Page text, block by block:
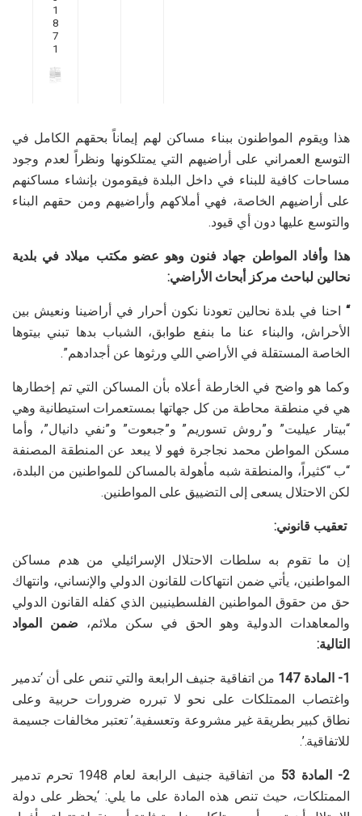
1
8
7
1
هذا ويقوم المواطنون ببناء مساكن لهم إيماناً بحقهم الكامل في
التوسع العمراني على أراضيهم التي يمتلكونها ونظراً لعدم وجود
مساحات كافية للبناء في داخل البلدة فيقومون بإنشاء مساكنهم
على أراضيهم الخاصة، فهي أملاكهم وأراضيهم ومن حقهم البناء
والتوسع عليها دون أي قيود.
هذا وأفاد المواطن جهاد فنون وهو عضو مكتب ميلاد في بلدية
نحالين لباحث مركز أبحاث الأراضي:
“ احنا في بلدة نحالين تعودنا نكون أحرار في أراضينا ونعيش بين
الأحراش، والبناء عنا ما بنفع طوابق، الشباب بدها تبني بيتوها
الخاصة المستقلة في الأراضي اللي ورثوها عن أجدادهم”.
وكما هو واضح في الخارطة أعلاه بأن المساكن التي تم إخطارها
هي في منطقة محاطة من كل جهاتها بمستعمرات استيطانية وهي
“بيتار عيليت” و”روش تسوريم” و”جبعوت” و”نفي دانيال”، وأما
مسكن المواطن محمد نجاجرة فهو لا يبعد عن المنطقة المصنفة
“ب “كثيراً، والمنطقة شبه مأهولة بالمساكن للمواطنين من البلدة،
لكن الاحتلال يسعى إلى التضييق على المواطنين.
تعقيب قانوني:
إن ما تقوم به سلطات الاحتلال الإسرائيلي من هدم مساكن
المواطنين، يأتي ضمن انتهاكات للقانون الدولي والإنساني، وانتهاك
حق من حقوق المواطنين الفلسطينيين الذي كفله القانون الدولي
والمعاهدات الدولية وهو الحق في سكن ملائم، ضمن المواد
التالية:
1- المادة 147
من اتفاقية جنيف الرابعة والتي تنص على أن ‘تدمير
واغتصاب الممتلكات على نحو لا تبرره ضرورات حربية وعلى
نطاق كبير بطريقة غير مشروعة وتعسفية.’ تعتبر مخالفات جسيمة
للاتفاقية.’.
2- المادة 53
من اتفاقية جنيف الرابعة لعام 1948 تحرم تدمير
الممتلكات، حيث تنص هذه المادة على ما يلي: ‘يحظر على دولة